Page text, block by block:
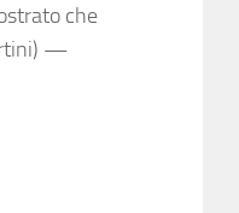
che
—